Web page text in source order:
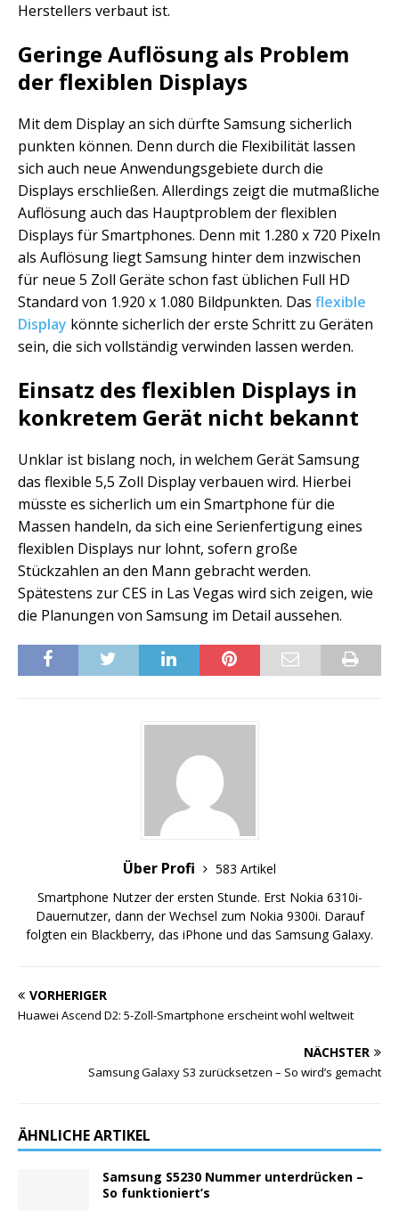
Herstellers verbaut ist.
Geringe Auflösung als Problem
der flexiblen Displays
Mit dem Display an sich dürfte Samsung sicherlich
punkten können. Denn durch die Flexibilität lassen
sich auch neue Anwendungsgebiete durch die
Displays erschließen. Allerdings zeigt die mutmaßliche
Auflösung auch das Hauptproblem der flexiblen
Displays für Smartphones. Denn mit 1.280 x 720 Pixeln
als Auflösung liegt Samsung hinter dem inzwischen
für neue 5 Zoll Geräte schon fast üblichen Full HD
Standard von 1.920 x 1.080 Bildpunkten. Das flexible
Display könnte sicherlich der erste Schritt zu Geräten
sein, die sich vollständig verwinden lassen werden.
Einsatz des flexiblen Displays in
konkretem Gerät nicht bekannt
Unklar ist bislang noch, in welchem Gerät Samsung
das flexible 5,5 Zoll Display verbauen wird. Hierbei
müsste es sicherlich um ein Smartphone für die
Massen handeln, da sich eine Serienfertigung eines
flexiblen Displays nur lohnt, sofern große
Stückzahlen an den Mann gebracht werden.
Spätestens zur CES in Las Vegas wird sich zeigen, wie
die Planungen von Samsung im Detail aussehen.
Über Profi
583 Artikel
Smartphone Nutzer der ersten Stunde. Erst Nokia 6310i-
Dauernutzer, dann der Wechsel zum Nokia 9300i. Darauf
folgten ein Blackberry, das iPhone und das Samsung Galaxy.
VORHERIGER
Huawei Ascend D2: 5-Zoll-Smartphone erscheint wohl weltweit
NÄCHSTER
Samsung Galaxy S3 zurücksetzen – So wird’s gemacht
ÄHNLICHE ARTIKEL
Samsung S5230 Nummer unterdrücken –
So funktioniert’s